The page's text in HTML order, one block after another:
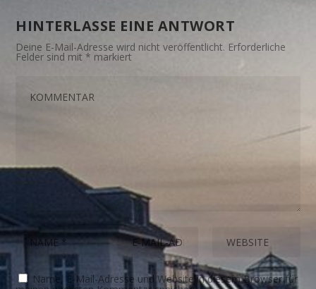
HINTERLASSE EINE ANTWORT
Deine E-Mail-Adresse wird nicht veröffentlicht. Erforderliche
Felder sind mit * markiert
Name, E-Mail-Adresse und Website in diesem Browser für